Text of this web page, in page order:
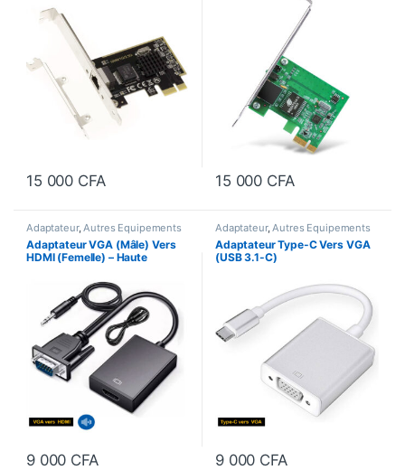
15 000 CFA 15 000 CFA
Adaptateur,Autres Equipements
Adaptateur VGA (Mâle) Vers
HDMI (Femelle) – Haute
9 000 CFA
Adaptateur,Autres Equipements
Adaptateur Type-C Vers VGA
(USB 3.1-C)
9 000 CFA